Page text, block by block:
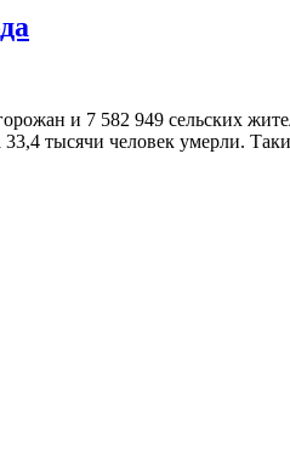
и 7 582 949 сельских
тысячи человек умерли.